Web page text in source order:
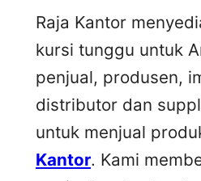
Raja Kantor
kursi tunggu untuk
penjual, produsen,
distributor dan
untuk menjual
Kantor. Kami